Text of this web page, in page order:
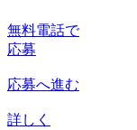
無料電話で
応募
応募へ進む
詳しく